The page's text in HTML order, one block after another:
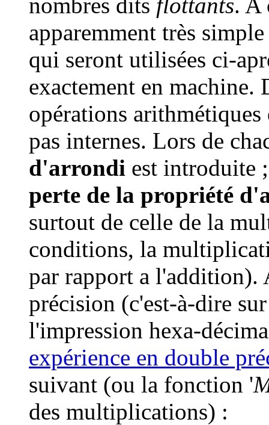
apparemment très
qui seront utilisées ci-
exactement en machine.
opérations arithmétiques
pas internes. Lors de
d'arrondi est introduite
perte de la propriété
surtout de celle de la
conditions, la
par rapport a l'addition).
précision (c'est-à-dire
l'impression hexa-
expérience en double
suivant (ou la fonction '
des multiplications) :